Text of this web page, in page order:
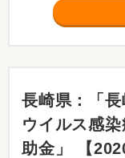
長崎県：「
ウイルス感
助金」 【